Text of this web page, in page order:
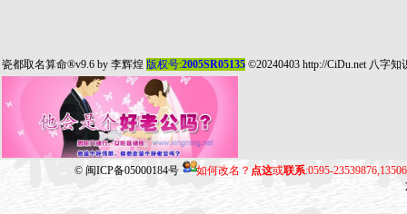
瓷都取名算命®v9.6 by 李辉煌 版权号:2005SR05135 ©20240403 http://CiDu.net 八字知
© 闽ICP备05000184号 如何改名？ 点这或联系:0595-